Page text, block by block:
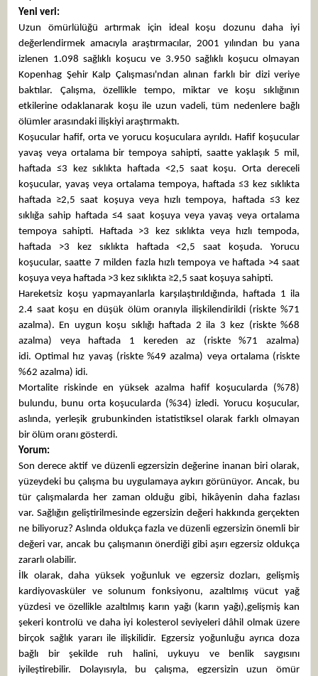
Yeni veri:
Uzun ömürlülüğü artırmak için ideal koşu dozunu daha iyi
değerlendirmek amacıyla araştırmacılar, 2001 yılından bu yana
izlenen 1.098 sağlıklı koşucu ve 3.950 sağlıklı koşucu olmayan
Kopenhag Şehir Kalp Çalışması'ndan alınan farklı bir dizi veriye
baktılar. Çalışma, özellikle tempo, miktar ve koşu sıklığının
etkilerine odaklanarak koşu ile uzun vadeli, tüm nedenlere bağlı
ölümler arasındaki ilişkiyi araştırmaktı.
Koşucular hafif, orta ve yorucu koşuculara ayrıldı. Hafif koşucular
yavaş veya ortalama bir tempoya sahipti, saatte yaklaşık 5 mil,
haftada ≤3 kez sıklıkta haftada <2,5 saat koşu. Orta dereceli
koşucular, yavaş veya ortalama tempoya, haftada ≤3 kez sıklıkta
haftada ≥2,5 saat koşuya veya hızlı tempoya, haftada ≤3 kez
sıklığa sahip haftada ≤4 saat koşuya veya yavaş veya ortalama
tempoya sahipti. Haftada >3 kez sıklıkta veya hızlı tempoda,
haftada >3 kez sıklıkta haftada <2,5 saat koşuda. Yorucu
koşucular, saatte 7 milden fazla hızlı tempoya ve haftada >4 saat
koşuya veya haftada >3 kez sıklıkta ≥2,5 saat koşuya sahipti.
Hareketsiz koşu yapmayanlarla karşılaştırıldığında, haftada 1 ila
2.4 saat koşu en düşük ölüm oranıyla ilişkilendirildi (riskte %71
azalma). En uygun koşu sıklığı haftada 2 ila 3 kez (riskte %68
azalma) veya haftada 1 kereden az (riskte %71 azalma)
idi. Optimal hız yavaş (riskte %49 azalma) veya ortalama (riskte
%62 azalma) idi.
Mortalite riskinde en yüksek azalma hafif koşucularda (%78)
bulundu, bunu orta koşucularda (%34) izledi. Yorucu koşucular,
aslında, yerleşik grubunkinden istatistiksel olarak farklı olmayan
bir ölüm oranı gösterdi.
Yorum:
Son derece aktif ve düzenli egzersizin değerine inanan biri olarak,
yüzeydeki bu çalışma bu uygulamaya aykırı görünüyor. Ancak, bu
tür çalışmalarda her zaman olduğu gibi, hikâyenin daha fazlası
var. Sağlığın geliştirilmesinde egzersizin değeri hakkında gerçekten
ne biliyoruz? Aslında oldukça fazla ve düzenli egzersizin önemli bir
değeri var, ancak bu çalışmanın önerdiği gibi aşırı egzersiz oldukça
zararlı olabilir.
İlk olarak, daha yüksek yoğunluk ve egzersiz dozları, gelişmiş
kardiyovasküler ve solunum fonksiyonu, azaltılmış vücut yağ
yüzdesi ve özellikle azaltılmış karın yağı (karın yağı),gelişmiş kan
şekeri kontrolü ve daha iyi kolesterol seviyeleri dâhil olmak üzere
birçok sağlık yararı ile ilişkilidir. Egzersiz yoğunluğu ayrıca doza
bağlı bir şekilde ruh halini, uykuyu ve benlik saygısını
iyileştirebilir. Dolayısıyla, bu çalışma, egzersizin uzun ömür